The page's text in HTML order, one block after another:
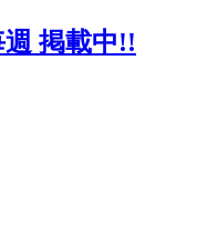
掲載中!!